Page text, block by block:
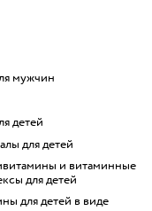
мужчин
детей
для детей
для детей